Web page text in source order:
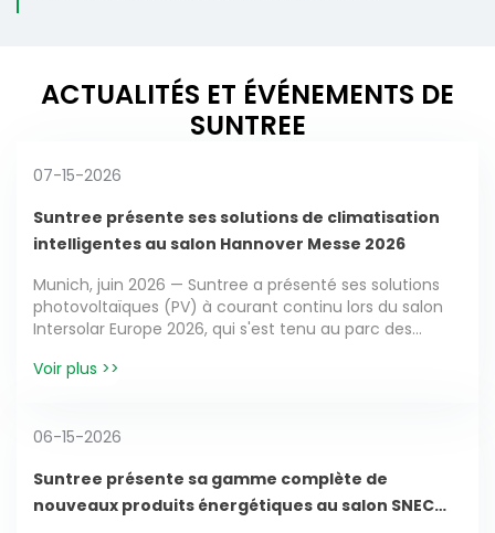
ACTUALITÉS ET ÉVÉNEMENTS DE
SUNTREE
07-15-2026
Suntree présente ses solutions de climatisation
intelligentes au salon Hannover Messe 2026
Munich, juin 2026 — Suntree a présenté ses solutions
photovoltaïques (PV) à courant continu lors du salon
Intersolar Europe 2026, qui s'est tenu au parc des
B3.590, hall B3, Suntree a démontré son expertise
Voir plus >>
06-15-2026
Suntree présente sa gamme complète de
nouveaux produits énergétiques au salon SNEC